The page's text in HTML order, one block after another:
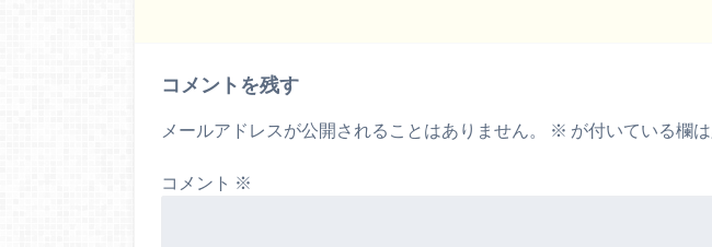
コメントを残す
メールアドレスが公開されることはありません。 ※ が付いている欄
コメント ※